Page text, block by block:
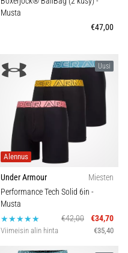
Musta
€47,00
Uusi
Alennus
Under Armour
Miesten
Performance Tech Solid 6in -
Musta
€42,00
€34,70
Viimeisin alin hinta €35,40